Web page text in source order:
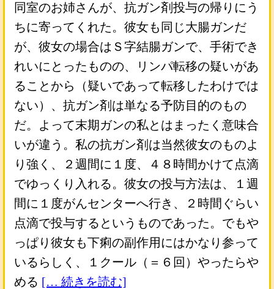
同室のお姉さんが、抗ガン剤投与の帰りにう
ちに寄ってくれた。彼女も同じ大腸ガンだ
が、彼女の場合はＳ字結腸ガンで、手術でき
れいにとったものの、リンパ転移の疑いがあ
ることから（疑いであって転移したわけでは
ない）、抗ガン剤は単なる予防目的のもの
だ。よって末期ガンの私とはまったく意味合
いが違う。私の抗ガン剤は当然彼女のものよ
り強く、２週間に１度、４８時間かけて点滴
でゆっくり入れる。彼女の投与方法は、１週
間に１度がんセンターへ行き、２時間ぐらい
点滴で投与するというものであった。でもや
っぱり彼女も下痢の副作用にはかなり参って
いるらしく、１クール（＝６回）やったらや
める [… 続きを読む]